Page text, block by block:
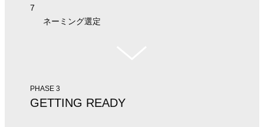
7
ネーミング選定
PHASE 3
GETTING READY